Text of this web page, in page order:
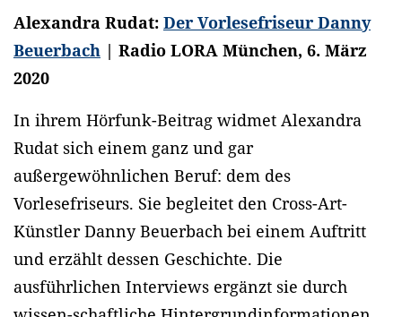
Alexandra Rudat: Der Vorlesefriseur Danny
Beuerbach | Radio LORA München, 6. März
2020
In ihrem Hörfunk-Beitrag widmet Alexandra
Rudat sich einem ganz und gar
außergewöhnlichen Beruf: dem des
Vorlesefriseurs. Sie begleitet den Cross-Art-
Künstler Danny Beuerbach bei einem Auftritt
und erzählt dessen Geschichte. Die
ausführlichen Interviews ergänzt sie durch